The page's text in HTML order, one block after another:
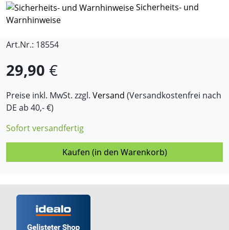
Sicherheits- und
Warnhinweise
Art.Nr.: 18554
29,90 €
Preise inkl. MwSt. zzgl. Versand (Versandkostenfrei nach
DE ab 40,- €)
Sofort versandfertig
Kaufen (in den Warenkorb)